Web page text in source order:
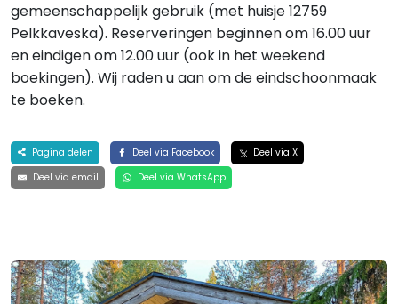
gemeenschappelijk gebruik (met huisje 12759
Pelkkaveska). Reserveringen beginnen om 16.00 uur
en eindigen om 12.00 uur (ook in het weekend
boekingen). Wij raden u aan om de eindschoonmaak
te boeken.
Pagina delen Deel via Facebook
Deel via X
Deel via email
Deel via WhatsApp